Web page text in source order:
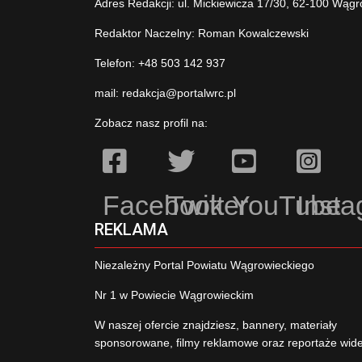
Adres Redakcji: ul. Mickiewicza 17/30, 62-100
Redaktor Naczelny: Roman Kowalczewski
Telefon: +48 503 142 937
mail: redakcja@portalwrc.pl
Zobacz nasz profil na:
Facebook
TwitterYouTube
REKLAMA
Niezależny Portal Powiatu Wągrowieckiego
Nr 1 w Powiecie Wągrowieckim
W naszej ofercie znajdziesz, bannery, materiały
sponsorowane, filmy reklamowe oraz reportaże